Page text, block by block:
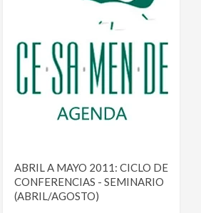
ABRIL A MAYO 2011: CICLO DE
CONFERENCIAS - SEMINARIO
(ABRIL/AGOSTO)